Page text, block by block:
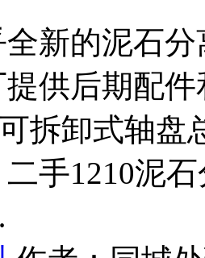
新的泥石
供后期配
拆卸式轴
手1210泥